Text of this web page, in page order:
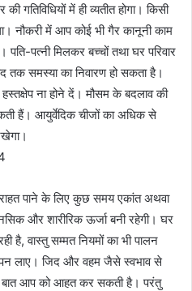
गतिविधियों में ही व्यतीत होगा। किसी
नौकरी में आप कोई भी गैर कानूनी काम
पत्नी मिलकर बच्चों तथा घर परिवार
तक समस्या का निवारण हो सकता है।
ना होने दें। मौसम के बदलाव की
हैं। आयुर्वेदिक चीजों का अधिक से
पाने के लिए कुछ समय एकांत अथवा
और शारीरिक ऊर्जा बनी रहेगी। घर
है, वास्तु सम्मत नियमों का भी पालन
लाए। जिद और वहम जैसे स्वभाव से
बात आप को आहत कर सकती है। परंतु